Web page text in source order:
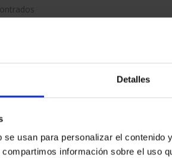
Detalles
usan para personalizar el
información sobre el uso